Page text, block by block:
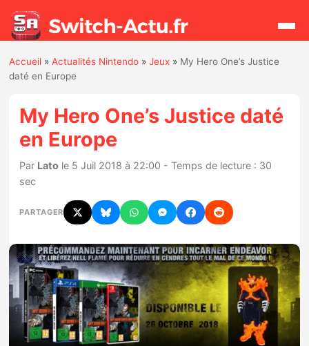
Actualités
Jeux
Hardware
Chiffres de ventes
Rumeurs
Nintendo Direct
Accueil »Actualités Nintendo »Jeux » My Hero One’s Justice
daté en Europe
My Hero One’s Justice daté
en Europe
Par Lato le 5 Juil 2018 à 22:00 - Temps de lecture : 30
sec
PARTAGER